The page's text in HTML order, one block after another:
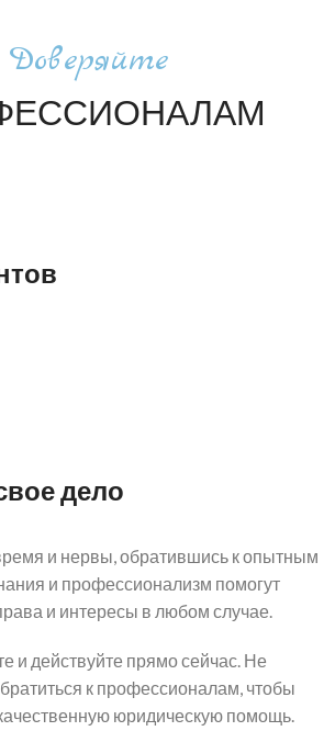
Доверяйте
дело
и нервы, обратившись к опытным
и профессионализм помогут
и интересы в любом случае.
и действуйте прямо сейчас. Не
к профессионалам, чтобы
юридическую помощь.